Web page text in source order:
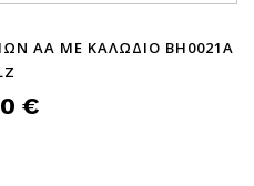
AΑ ΜΕ ΚΑΛΩΔΙΟ BH0021A
€